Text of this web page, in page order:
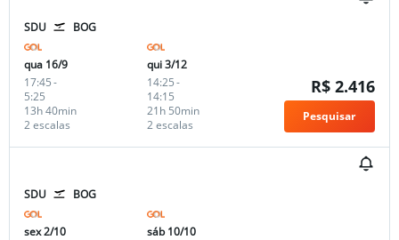
SDU BOG
qua 16/9
17:45-
5:25
2 escalas
13h 40min
qui 3/12
14:25-
14:15
2 escalas
21h 50min
R$ 2.416
Pesquisar
SDU BOG
sex 2/10
sáb 10/10